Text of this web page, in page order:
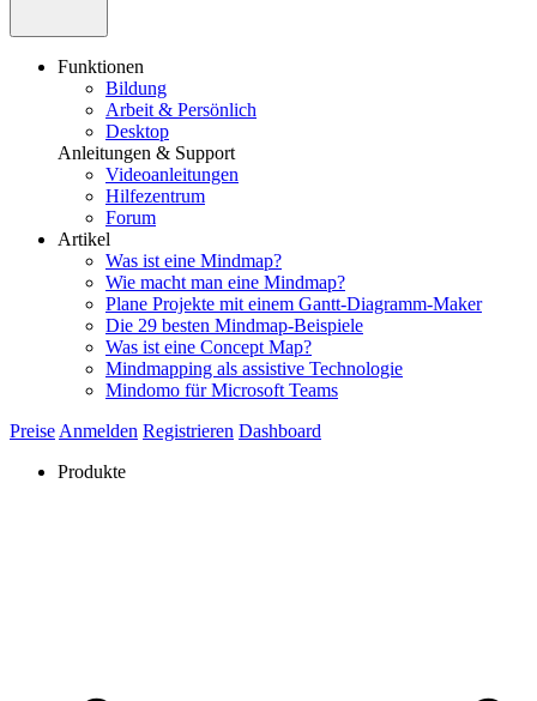
Funktionen
Bildung
Arbeit & Persönlich
Desktop
Anleitungen & Support
Videoanleitungen
Hilfezentrum
Forum
Artikel
Was ist eine Mindmap?
Wie macht man eine Mindmap?
Plane Projekte mit einem Gantt-Diagramm-Maker
Die 29 besten Mindmap-Beispiele
Was ist eine Concept Map?
Mindmapping als assistive Technologie
Mindomo für Microsoft Teams
Preise Anmelden Registrieren Dashboard
Produkte